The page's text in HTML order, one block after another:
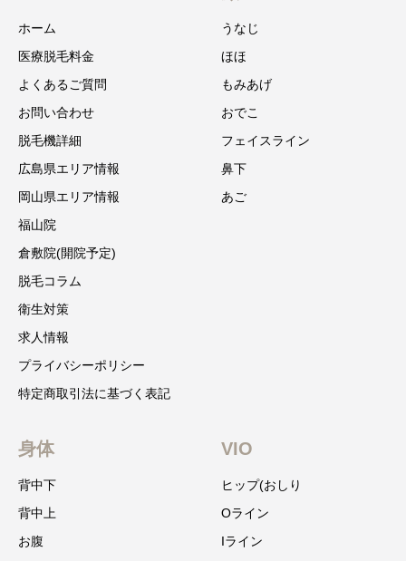
ホーム
医療脱毛料金
よくあるご質問
お問い合わせ
脱毛機詳細
広島県エリア情報
岡山県エリア情報
福山院
倉敷院(開院予定)
脱毛コラム
衛生対策
求人情報
プライバシーポリシー
特定商取引法に基づく表記
うなじ
ほほ
もみあげ
おでこ
フェイスライン
鼻下
あご
身体
背中下
背中上
お腹
VIO
ヒップ(おしり
Oライン
Iライン